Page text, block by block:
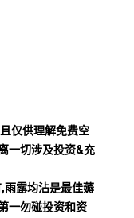
仅供理解免费空
一切涉及投资&充
雨露均沾是最佳薅
一勿碰投资和资